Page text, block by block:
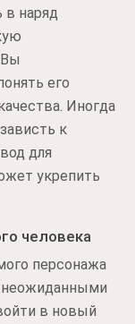
в наряд
его
Иногда
к
для
укрепить
человека
персонажа
неожиданными
в новый